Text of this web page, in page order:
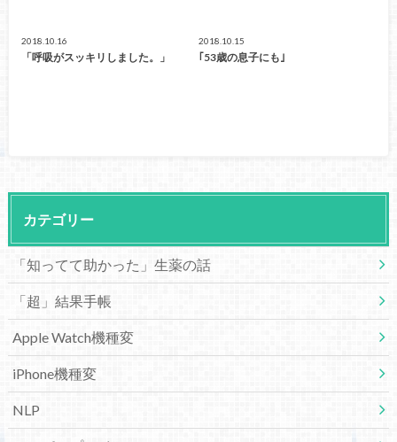
2018.10.16
「呼吸がスッキリしました。」
2018.10.15
｢53歳の息子にも｣
カテゴリー
「知ってて助かった」生薬の話
「超」結果手帳
Apple Watch機種変
iPhone機種変
NLP